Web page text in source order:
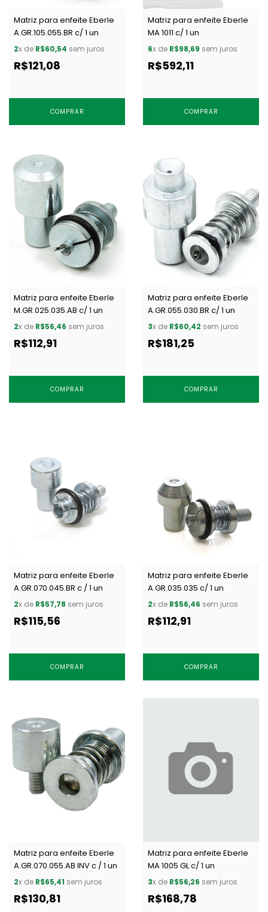
Matriz para enfeite Eberle
A.GR.105.055.BR c/ 1 un
2x de R$60,54 sem juros
R$121,08
COMPRAR
Matriz para enfeite Eberle
MA 1011 c/ 1 un
6x de R$98,69 sem juros
R$592,11
COMPRAR
Matriz para enfeite Eberle
M.GR.025.035.AB c/ 1 un
2x de R$56,46 sem juros
R$112,91
COMPRAR
Matriz para enfeite Eberle
A.GR.055.030.BR c/ 1 un
3x de R$60,42 sem juros
R$181,25
COMPRAR
Matriz para enfeite Eberle
A.GR.070.045.BR c / 1 un
2x de R$57,78 sem juros
R$115,56
COMPRAR
Matriz para enfeite Eberle
A.GR.035.035 c/ 1 un
2x de R$56,46 sem juros
R$112,91
COMPRAR
Matriz para enfeite Eberle
A.GR.070.055.AB INV c / 1 un
2x de R$65,41 sem juros
R$130,81
Matriz para enfeite Eberle
MA 1005 GL c/ 1 un
3x de R$56,26 sem juros
R$168,78